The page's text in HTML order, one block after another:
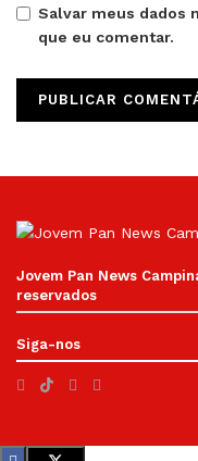
Salvar meus dados
que eu comentar.
Jovem Pan News
reservados
Siga-nos